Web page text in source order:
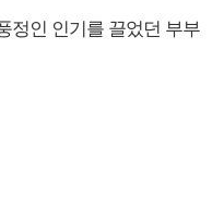
정인 인기를 끌었던 부부